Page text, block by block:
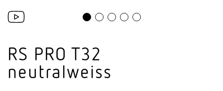
RS PRO T32
neutralweiss